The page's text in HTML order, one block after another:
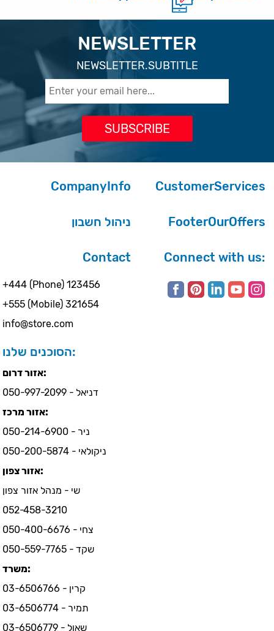
NEWSLETTER
NEWSLETTER.SUBTITLE
CompanyInfo CustomerServices
ניהול חשבון FooterOurOffers
Contact
+444 (Phone) 123456
+555 (Mobile) 321654
info@store.com
הסוכנים שלנו:
אזור דרום:
דניאל - 050-997-2099
אזור מרכז:
ניר - 050-214-6900
ניקולאי - 050-200-5874
אזור צפון:
שי - מנהל אזור צפון
052-458-3210
צחי - 050-400-6676
שקד - 050-559-7765
משרד:
קרין - 03-6506766
תמיר - 03-6506774
שאול - 03-6506779
Connect with us: